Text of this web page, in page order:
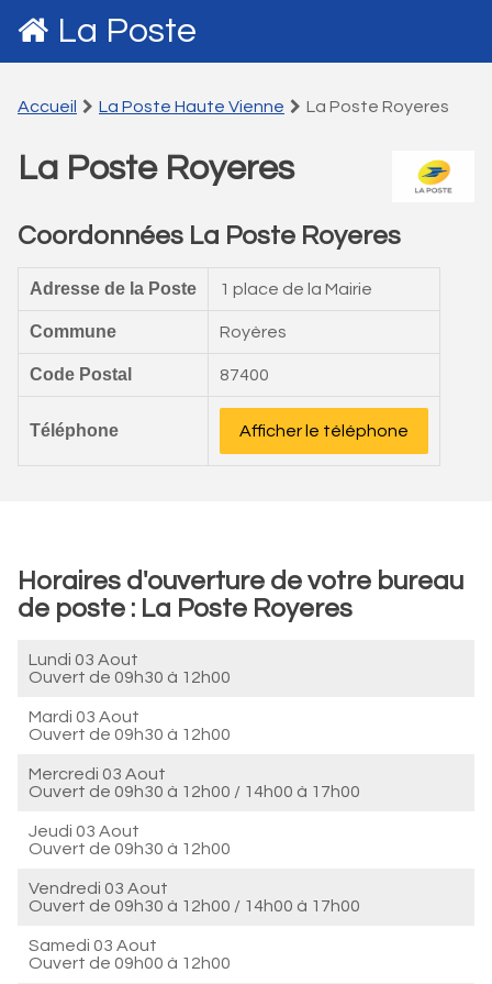
La Poste
Accueil La Poste Haute Vienne La Poste Royeres
La Poste Royeres
Coordonnées La Poste Royeres
Adresse de la Poste 1 place de la Mairie
Commune Royères
Code Postal 87400
Téléphone Afficher le téléphone
Horaires d'ouverture de votre bureau
de poste : La Poste Royeres
Lundi 03 Aout
Ouvert de 09h30 à 12h00
Mardi 03 Aout
Ouvert de 09h30 à 12h00
Mercredi 03 Aout
Ouvert de 09h30 à 12h00 / 14h00 à 17h00
Jeudi 03 Aout
Ouvert de 09h30 à 12h00
Vendredi 03 Aout
Ouvert de 09h30 à 12h00 / 14h00 à 17h00
Samedi 03 Aout
Ouvert de 09h00 à 12h00